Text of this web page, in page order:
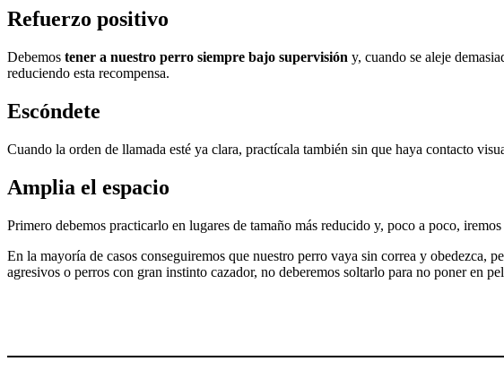
Refuerzo positivo
Debemos tener a nuestro perro siempre bajo supervisión y, cuando se aleje
reduciendo esta recompensa.
Escóndete
Cuando la orden de llamada esté ya clara, practícala también sin que haya contacto
Amplia el espacio
Primero debemos practicarlo en lugares de tamaño más reducido y, poco a poco,
En la mayoría de casos conseguiremos que nuestro perro vaya sin correa y obedezca,
agresivos o perros con gran instinto cazador, no deberemos soltarlo para no poner en